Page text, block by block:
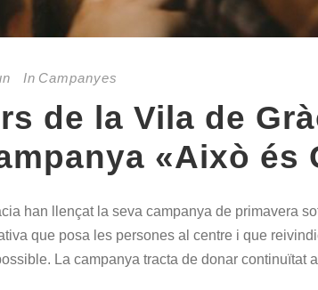
In Campanyes
de la Vila de
«Això és
han llençat la seva campanya de primavera
que posa les persones al centre i que
La campanya tracta de donar continuïtat